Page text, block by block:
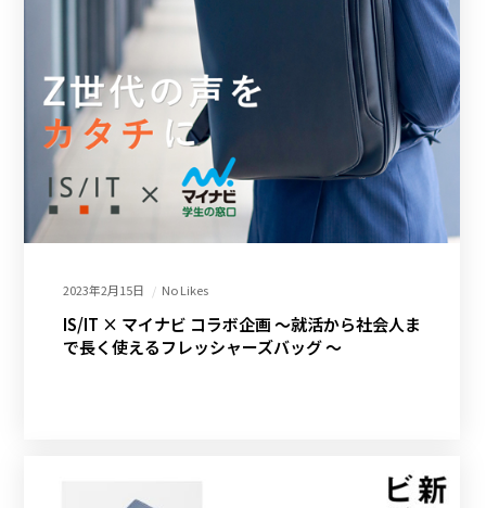
2023年2月15日 No Likes
IS/IT × マイナビ コラボ企画 ～就活から社会人ま
で長く使えるフレッシャーズバッグ ～